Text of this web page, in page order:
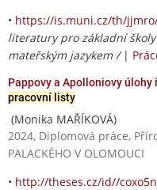
• https://is.muni.cz/th/
literatury pro základní
mateřským jazykem / |
Pappovy a Apolloniovy
pracovní listy
(Monika MAŘÍKOVÁ)
2024, Diplomová práce,
PALACKÉHO V OLOMOUCI
• http://theses.cz/id//